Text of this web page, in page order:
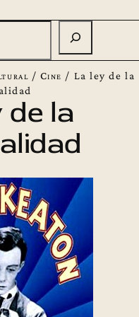
/ Cine / La ley de la
de la